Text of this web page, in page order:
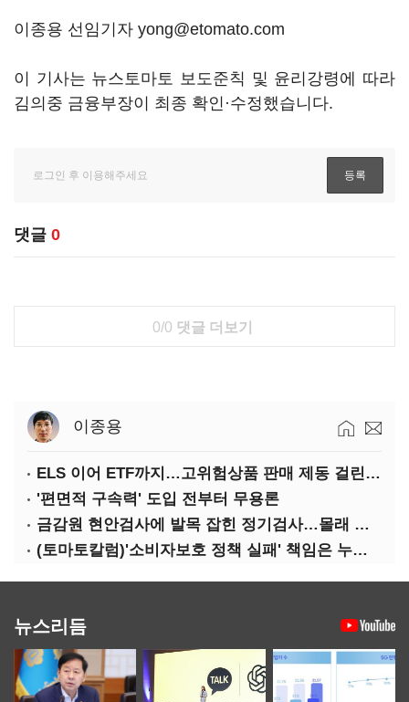
이종용 선임기자 yong@etomato.com
이 기사는 뉴스토마토 보도준칙 및 윤리강령에 따라
김의중 금융부장이 최종 확인·수정했습니다.
댓글 0
0/0 댓글 더보기
이종용
ELS 이어 ETF까지…고위험상품 판매 제동 걸린 은행
'편면적 구속력' 도입 전부터 무용론
금감원 현안검사에 발목 잡힌 정기검사…몰래 웃는 금융권
(토마토칼럼)'소비자보호 정책 실패' 책임은 누가 지나
뉴스리듬